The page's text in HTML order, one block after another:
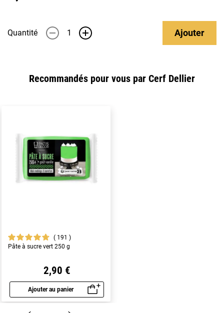
Quantité - + Ajouter
Recommandés pour vous par Cerf Dellier
191
Pâte à sucre vert 250 g
2,90 €
Ajouter au panier
Aperçu rapide